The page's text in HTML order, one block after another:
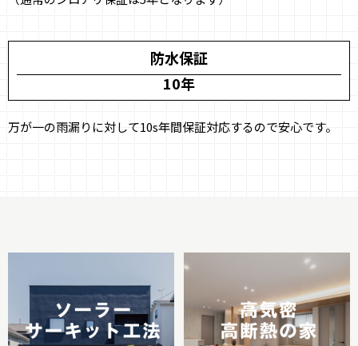
防水保証
10年
万が一の雨漏りに対して10s年間保証対応するので安心です。